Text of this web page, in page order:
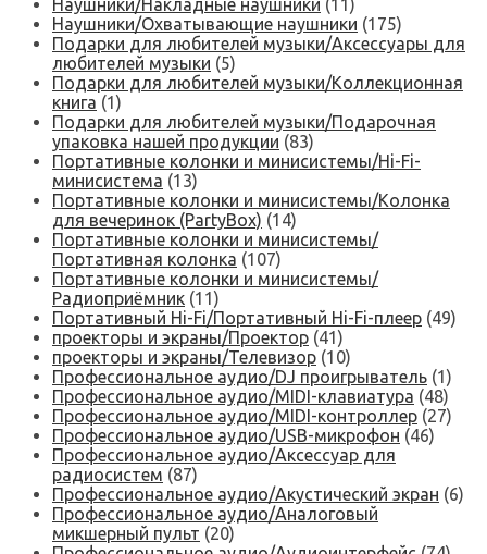
Наушники/Накладные наушники (11)
Наушники/Охватывающие наушники (175)
Подарки для любителей музыки/Аксессуары для
любителей музыки (5)
Подарки для любителей музыки/Коллекционная
книга (1)
Подарки для любителей музыки/Подарочная
упаковка нашей продукции (83)
Портативные колонки и минисистемы/Hi-Fi-
минисистема (13)
Портативные колонки и минисистемы/Колонка
для вечеринок (PartyBox) (14)
Портативные колонки и минисистемы/
Портативная колонка (107)
Портативные колонки и минисистемы/
Радиоприёмник (11)
Портативный Hi-Fi/Портативный Hi-Fi-плеер (49)
проекторы и экраны/Проектор (41)
проекторы и экраны/Телевизор (10)
Профессиональное аудио/DJ проигрыватель (1)
Профессиональное аудио/MIDI-клавиатура (48)
Профессиональное аудио/MIDI-контроллер (27)
Профессиональное аудио/USB-микрофон (46)
Профессиональное аудио/Аксессуар для
радиосистем (87)
Профессиональное аудио/Акустический экран (6)
Профессиональное аудио/Аналоговый
микшерный пульт (20)